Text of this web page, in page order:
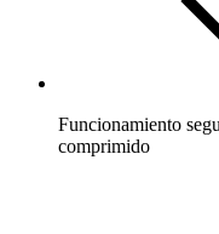
Funcionamiento
comprimido